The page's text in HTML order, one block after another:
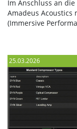
Im Anschluss an
Amadeus Acoustics
(Immersive
25.03.2026